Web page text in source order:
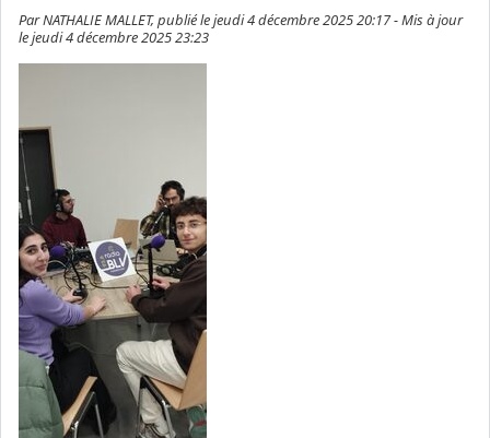
Par NATHALIE MALLET, publié le jeudi 4 décembre 2025 20:17 - Mis à jour
le jeudi 4 décembre 2025 23:23